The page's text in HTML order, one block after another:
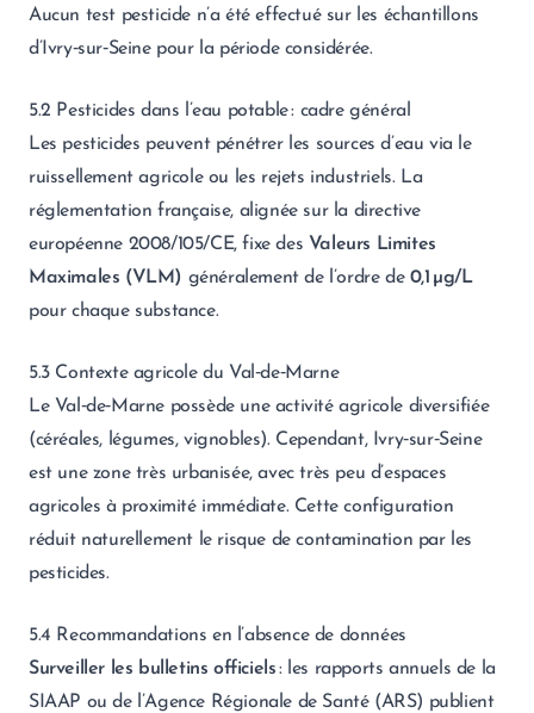
Aucun test pesticide n’a été effectué sur les échantillons
d’Ivry‑sur‑Seine pour la période considérée.
5.2 Pesticides dans l’eau potable : cadre général
Les pesticides peuvent pénétrer les sources d’eau via le
ruissellement agricole ou les rejets industriels. La
réglementation française, alignée sur la directive
européenne 2008/105/CE, fixe des Valeurs Limites
Maximales (VLM) généralement de l’ordre de 0,1 µg/L
pour chaque substance.
5.3 Contexte agricole du Val‑de‑Marne
Le Val‑de‑Marne possède une activité agricole diversifiée
(céréales, légumes, vignobles). Cependant, Ivry‑sur‑Seine
est une zone très urbanisée, avec très peu d’espaces
agricoles à proximité immédiate. Cette configuration
réduit naturellement le risque de contamination par les
pesticides.
5.4 Recommandations en l’absence de données
Surveiller les bulletins officiels: les rapports annuels de la
SIAAP ou de l’Agence Régionale de Santé (ARS) publient